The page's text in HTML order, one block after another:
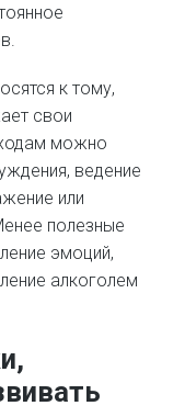
к тому,
свои
можно
ведение
или
полезные
эмоций,
алкоголем